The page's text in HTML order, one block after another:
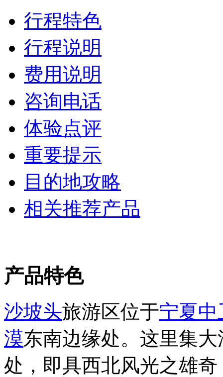
行程特色
行程说明
费用说明
咨询电话
体验点评
重要提示
目的地攻略
相关推荐产品
产品特色
沙坡头旅游区位于宁夏中
漠东南边缘处。这里集
处，即具西北风光之雄